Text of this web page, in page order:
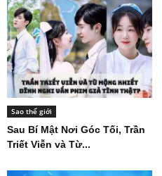
Sao thế giới
Sau Bí Mật Nơi Góc Tối, Trần
Triết Viễn và Từ...